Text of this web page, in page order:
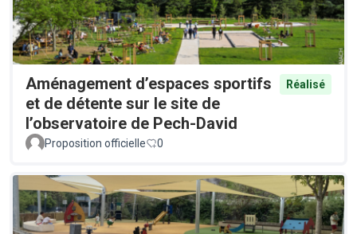
Aménagement d’espaces sportifs
et de détente sur le site de
l’observatoire de Pech-David
Réalisé
Proposition officielle 0